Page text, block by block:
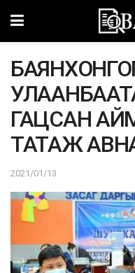
ГАЦСАН
ТАТАЖ
2021/01/13